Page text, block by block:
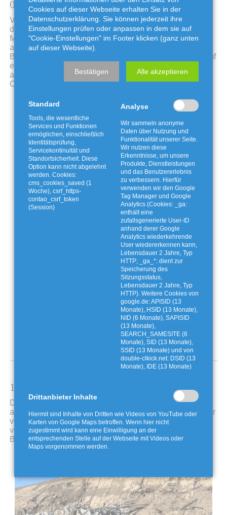
04. November 2024
Vorbereitend zum Bau der Oberflächenabdichtung und
des vorab zu erstellenden Probefeldes wurden die
Materialien für die technische Dichtungskomponente
angeliefert. Die Kunststoffdichtungsbahnen, die
Bentonitmatten und die Drainagematten befinden sich auf
einer temporären Zwischenlagerfläche auf dem derzeit
aktiv genutzten Schüttabschnitt bis zum Einbau in die
Oberflächenabdichtung.
16. Oktober 2024
Die ehemalige Betonstütze zur Abfangung der auf die
alten Gassammelleitungen wirkenden Kräfte wurde in der
vergangenen Woche aufgebrochen und zum Abtrag
vorbereitet. Nach dem Abtrag der Betonstütze kann die
Basisabdichtung in diesem Bereich freigelegt werden.
Cookies auf dieser Webseite erhalten Sie in der
Datenschutzerklärung. Sie können jederzeit ihre
Einstellungen prüfen oder anpassen in dem sie auf
"Cookie-Einstellungen" im Footer klicken (ganz unten
auf dieser Webseite).
Bestätigen Alle akzeptieren
Standard
Tools, die wesentliche
Services und Funktionen
ermöglichen, einschließlich
Identitätsprüfung,
Servicekontinuität und
Standortsicherheit. Diese
Option kann nicht abgelehnt
werden. Cookies:
cms_cookies_saved (1
Woche), csrf_https-
contao_csrf_token
(Session)
Analyse
Wir sammeln anonyme
Daten über Nutzung und
Funktionalität unserer Seite.
Wir nutzen diese
Erkenntnisse, um unsere
Produkte, Dienstleistungen
und das Benutzererlebnis
zu verbessern. Hierfür
verwenden wir den Google
Tag Manager und Google
Analytics (Cookies: _ga:
enthält eine
zufallsgenerierte User-ID
anhand derer Google
Analytics wiederkehrende
User wiedererkennen kann,
Lebensdauer 2 Jahre, Typ
HTTP; _ga_*: dient zur
Speicherung des
Sitzungsstatus,
Lebensdauer 2 Jahre, Typ
HTTP). Weitere Cookies von
google.de: APISID (13
Monate), HSID (13 Monate),
NID (6 Monate), SAPISID
(13 Monate),
SEARCH_SAMESITE (6
Monate), SID (13 Monate),
SSID (13 Monate) und von
double-clkick.net: DSID (13
Monate), IDE (13 Monate)
Drittanbieter Inhalte
Hiermit sind Inhalte von Dritten wie Videos von YouTube oder
Karten von Google Maps betroffen. Wenn hier nicht
zugestimmt wird kann eine Einwilligung an der
entsprechenden Stelle auf der Webseite mit Videos oder
Maps vorgenommen werden.